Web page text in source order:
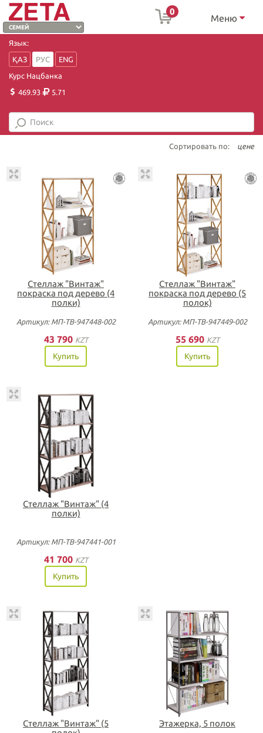
0
Меню
Язык:
ҚАЗ
РУС
ENG
Курс Нацбанка
469.93
5.71
Сортировать по: цене
Стеллаж "Винтаж"
покраска под дерево (4
полки)
Артикул: МП-ТВ-947448-002
43 790 KZT
Купить
Стеллаж "Винтаж"
покраска под дерево (5
полок)
Артикул: МП-ТВ-947449-002
55 690 KZT
Купить
Стеллаж "Винтаж" (4
полки)
Артикул: МП-ТВ-947441-001
41 700 KZT
Купить
Стеллаж "Винтаж" (5
Этажерка, 5 полок